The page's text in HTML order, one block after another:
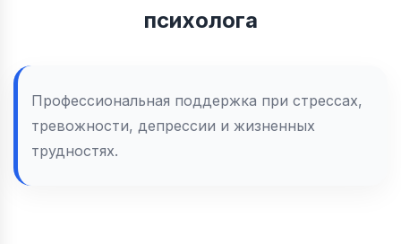
психолога
Профессиональная поддержка при стрессах,
тревожности, депрессии и жизненных
трудностях.